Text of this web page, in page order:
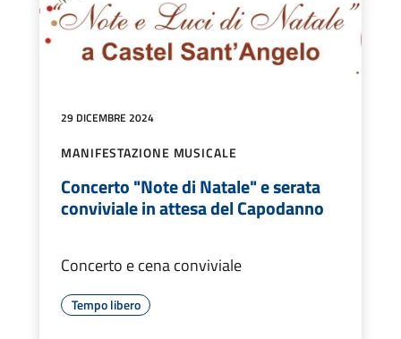
29 DICEMBRE 2024
MANIFESTAZIONE MUSICALE
Concerto "Note di Natale" e serata
conviviale in attesa del Capodanno
Concerto e cena conviviale
Tempo libero